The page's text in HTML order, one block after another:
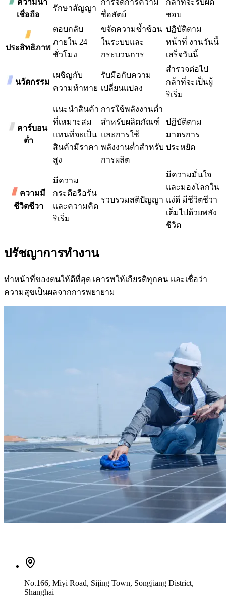
ความน่า
เชื่อถือ
รักษาสัญญา
การจัดการความ
ซื่อสัตย์
กล้าที่จะรับผิด
ชอบ
ประสิทธิภาพ
ตอบกลับ
ภายใน 24
ชั่วโมง
ขจัดความซ้ำซ้อน
ในระบบและ
กระบวนการ
ปฏิบัติตาม
หน้าที่ งานวันนี้
เสร็จวันนี้
นวัตกรรม
เผชิญกับ
ความท้าทาย
รับมือกับความ
เปลี่ยนแปลง
สำรวจต่อไป
กล้าที่จะเป็นผู้
ริเริ่ม
คาร์บอน
ต่ำ
แนะนำสินค้า
ที่เหมาะสม
แทนที่จะเป็น
สินค้ามีราคา
สูง
การใช้พลังงานต่ำ
สำหรับผลิตภัณฑ์
และการใช้
พลังงานต่ำสำหรับ
การผลิต
ปฏิบัติตาม
มาตรการ
ประหยัด
ความมี
ชีวิตชีวา
มีความ
กระตือรือร้น
และความคิด
ริเริ่ม
รวบรวมสติปัญญา
มีความมั่นใจ
และมองโลกใน
แง่ดี มีชีวิตชีวา
เต็มไปด้วยพลัง
ชีวิต
ปรัชญาการทำงาน
ทำหน้าที่ของตนให้ดีที่สุด เคารพให้เกียรติทุกคน และเชื่อว่า
ความสุขเป็นผลจากการพยายาม
No.166, Miyi Road, Sijing Town, Songjiang District,
Shanghai